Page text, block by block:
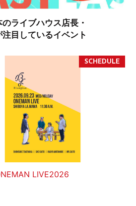
ライブハウス店長・
目しているイベント
LIVE2026